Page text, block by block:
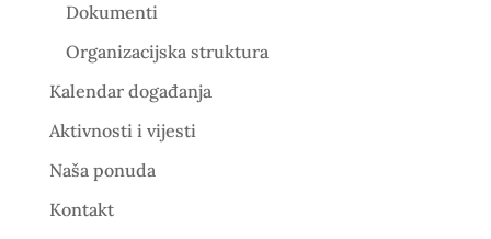
Dokumenti
Organizacijska struktura
Kalendar događanja
Aktivnosti i vijesti
Naša ponuda
Kontakt